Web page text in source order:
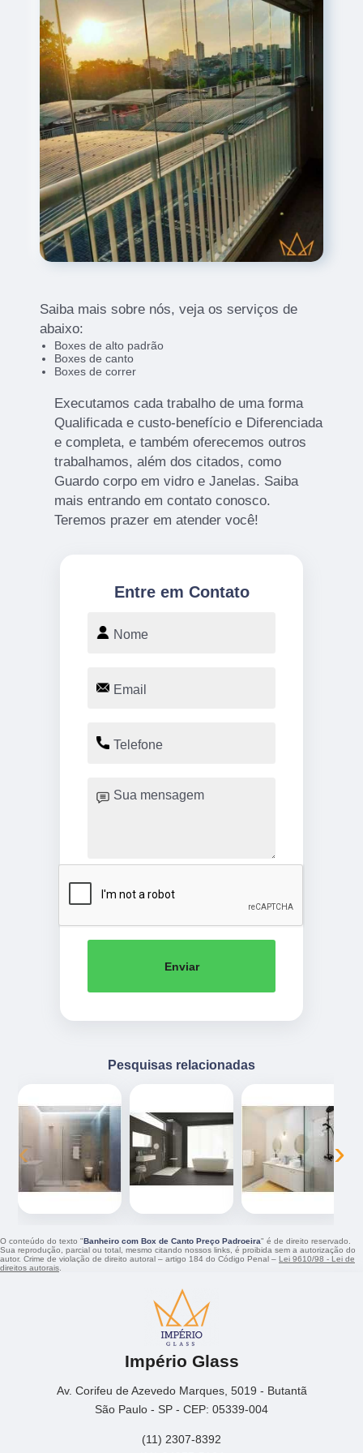
Saiba mais sobre nós, veja os serviços de
abaixo:
Boxes de alto padrão
Boxes de canto
Boxes de correr
Executamos cada trabalho de uma forma
Qualificada e custo-benefício e Diferenciada
e completa, e também oferecemos outros
trabalhamos, além dos citados, como
Guardo corpo em vidro e Janelas. Saiba
mais entrando em contato conosco.
Teremos prazer em atender você!
Entre em Contato
Enviar
Pesquisas relacionadas
‹ ›
O conteúdo do texto "Banheiro com Box de Canto Preço Padroeira" é de direito reservado.
Sua reprodução, parcial ou total, mesmo citando nossos links, é proibida sem a autorização do
autor. Crime de violação de direito autoral – artigo 184 do Código Penal – Lei 9610/98 - Lei de
direitos autorais
Império Glass
Av. Corifeu de Azevedo Marques, 5019 - Butantã
São Paulo - SP - CEP: 05339-004
(11) 2307-8392